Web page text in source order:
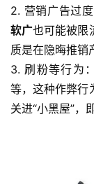
2. 营销广告过
软广也可能被限
质是在隐晦推销
3. 刷粉等行为
等，这种作弊行
关进“小黑屋”，